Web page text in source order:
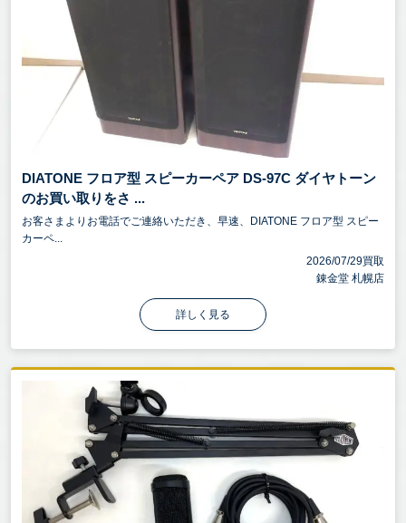
DIATONE フロア型 スピーカーペア DS-97C ダイヤトーン
のお買い取りをさ ...
お客さまよりお電話でご連絡いただき、早速、DIATONE フロア型 スピー
カーペ...
2026/07/29買取
錬金堂 札幌店
詳しく見る